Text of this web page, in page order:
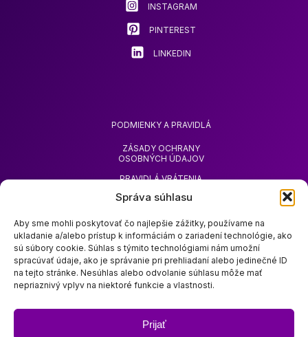
Správa súhlasu
Aby sme mohli poskytovať čo najlepšie zážitky, používame na
ukladanie a/alebo prístup k informáciám o zariadení technológie, ako
sú súbory cookie. Súhlas s týmito technológiami nám umožní
spracúvať údaje, ako je správanie pri prehliadaní alebo jedinečné ID
na tejto stránke. Nesúhlas alebo odvolanie súhlasu môže mať
nepriaznivý vplyv na niektoré funkcie a vlastnosti.
Prijať
INSTAGRAM
PINTEREST
LINKEDIN
PODMIENKY A PRAVIDLÁ
ZÁSADY OCHRANY
OSOBNÝCH ÚDAJOV
PRAVIDLÁ VRÁTENIA
PEŇAZÍ
O SPOLOČNOSTI ZOODA